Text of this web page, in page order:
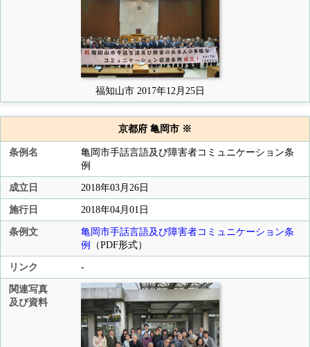
福知山市 2017年12月25日
京都府 亀岡市 ※
条例名
亀岡市手話言語及び障害者コミュニケーション条
例
成立日 2018年03月26日
施行日 2018年04月01日
条例文
亀岡市手話言語及び障害者コミュニケーション条
例
（PDF形式）
リンク -
関連写真
及び資料